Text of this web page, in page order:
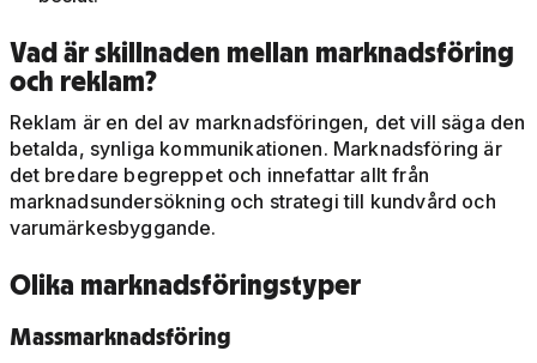
Vad är skillnaden mellan marknadsföring
och reklam?
Reklam är en del av marknadsföringen, det vill säga den
betalda, synliga kommunikationen. Marknadsföring är
det bredare begreppet och innefattar allt från
marknadsundersökning och strategi till kundvård och
varumärkesbyggande.
Olika marknadsföringstyper
Massmarknadsföring